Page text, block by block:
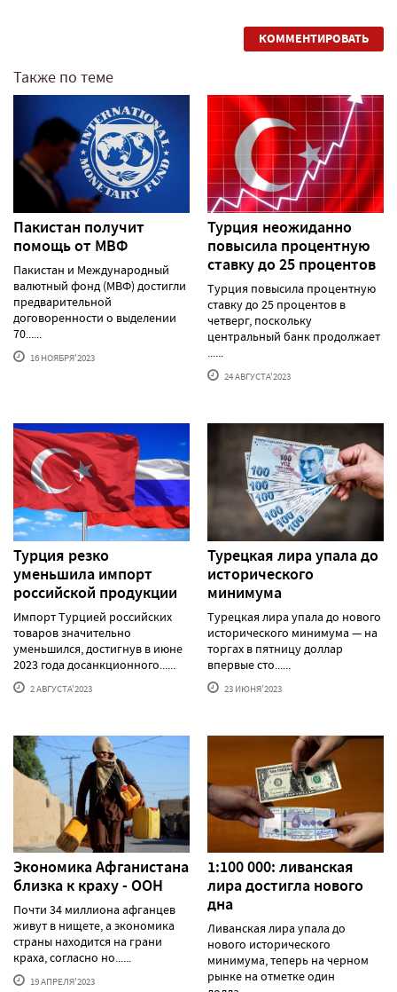
КОММЕНТИРОВАТЬ
Также по теме
Пакистан получит
помощь от МВФ
Пакистан и Международный
валютный фонд (МВФ) достигли
предварительной
договоренности о выделении
70......
16 НОЯБРЯ'2023
Турция неожиданно
повысила процентную
ставку до 25 процентов
Турция повысила процентную
ставку до 25 процентов в
четверг, поскольку
центральный банк продолжает
......
24 АВГУСТА'2023
Турция резко
уменьшила импорт
российской продукции
Импорт Турцией российских
товаров значительно
уменьшился, достигнув в июне
2023 года досанкционного......
2 АВГУСТА'2023
Турецкая лира упала до
исторического
минимума
Турецкая лира упала до нового
исторического минимума — на
торгах в пятницу доллар
впервые сто......
23 ИЮНЯ'2023
Экономика Афганистана
близка к краху - ООН
Почти 34 миллиона афганцев
живут в нищете, а экономика
страны находится на грани
краха, согласно но......
19 АПРЕЛЯ'2023
1:100 000: ливанская
лира достигла нового
дна
Ливанская лира упала до
нового исторического
минимума, теперь на черном
рынке на отметке один